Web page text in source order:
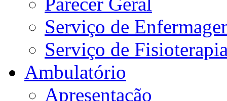
Serviço de
Serviço de
Ambulatório
Apresentação